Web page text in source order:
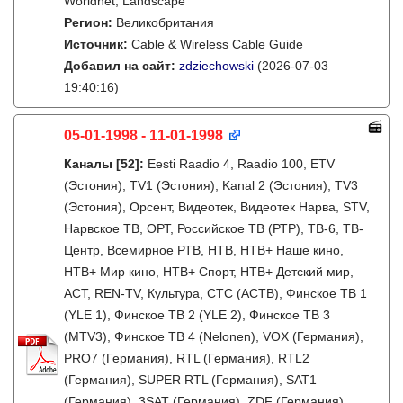
Регион: Великобритания
Источник: Cable & Wireless Cable Guide
Добавил на сайт: zdziechowski (2026-07-03
19:40:16)
05-01-1998 - 11-01-1998
Каналы [52]: Eesti Raadio 4, Raadio 100, ETV
(Эстония), TV1 (Эстония), Kanal 2 (Эстония), TV3
(Эстония), Орсент, Видеотек, Видеотек Нарва, STV,
Нарвское ТВ, ОРТ, Российское ТВ (РТР), ТВ-6, ТВ-
Центр, Всемирное РТВ, НТВ, НТВ+ Наше кино,
НТВ+ Мир кино, НТВ+ Спорт, НТВ+ Детский мир,
АСТ, REN-TV, Культура, СТС (АСТВ), Финское ТВ 1
(YLE 1), Финское ТВ 2 (YLE 2), Финское ТВ 3
(MTV3), Финское ТВ 4 (Nelonen), VOX (Германия),
PRO7 (Германия), RTL (Германия), RTL2
(Германия), SUPER RTL (Германия), SAT1